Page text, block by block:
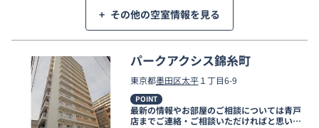
+ その他の空室情報を見る
パークアクシス錦糸町
東京都墨田区太平１丁目6-9
POINT
最新の情報やお部屋のご相談については青戸
店までご連絡・ご相談いただければと思いま